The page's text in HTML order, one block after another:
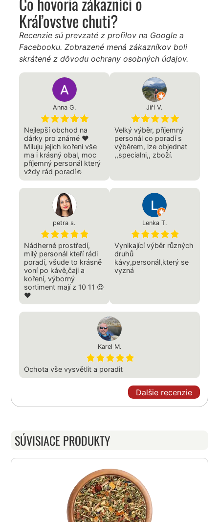
Kráľovstve chuti?
Recenzie sú prevzaté z profilov na Google a
Facebooku. Zobrazené mená zákazníkov boli
skrátené z dôvodu ochrany osobných údajov.
Anna G.
Nejlepší obchod na
dárky pro známé ❤️
Miluju jejich kořeni vše
ma i krásný obal, moc
příjemný personál který
vždy rád poradí☺️
Jiří V.
Velký výběr, příjemný
personál co poradí s
výběrem, lze objednat
,,specialni,, zboží.
petra s.
Nádherné prostředí,
milý personál kteří rádi
poradí, všude to krásně
voní po kávě,čaji a
koření, výborný
sortiment mají z 10 11 😍
❤️
Lenka T.
Vynikající výběr různých
druhů
kávy,personál,který se
vyzná
Karel M.
Ochota vše vysvětlit a poradit
Dalšie recenzie
SÚVISIACE PRODUKTY